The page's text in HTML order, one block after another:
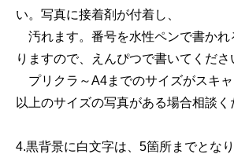
い。写真に接着剤が付着し、
汚れます。番号を水性ペンで書かれ
りますので、えんぴつで書いてくださ
プリクラ～A4までのサイズがスキ
以上のサイズの写真がある場合相談く
4.黒背景に白文字は、5箇所までとなり